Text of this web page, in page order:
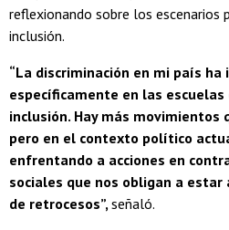
reflexionando sobre los
inclusión.
“La discriminación en mi país ha
específicamente en las escuelas
inclusión. Hay más
pero en el contexto político
enfrentando a acciones en
sociales que nos obligan a
de retrocesos”,señaló.